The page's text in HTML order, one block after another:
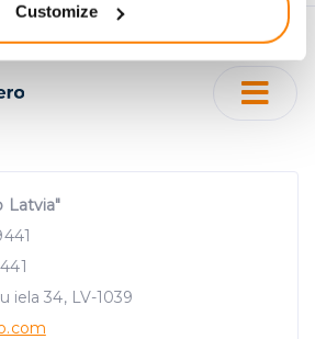
by actively scanning it for
your personal data is processed
website functionality, analyse
page content and
in our
Customize
Latvia"
iela 34, LV-1039